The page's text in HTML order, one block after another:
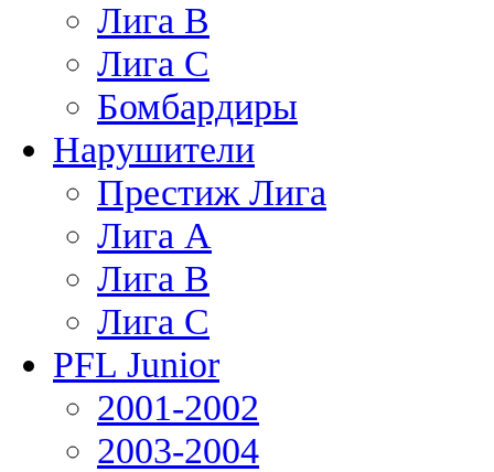
Лига В
Лига С
Бомбардиры
Нарушители
Престиж Лига
Лига А
Лига В
Лига С
PFL Junior
2001-2002
2003-2004